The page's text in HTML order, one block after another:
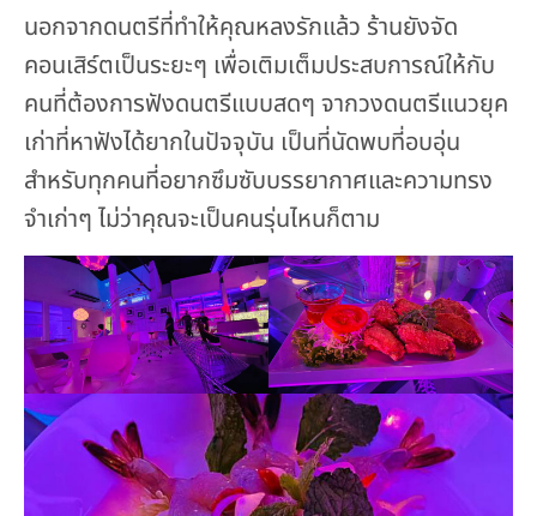
นอกจากดนตรีที่ทำให้คุณหลงรักแล้ว ร้านยังจัด
คอนเสิร์ตเป็นระยะๆ เพื่อเติมเต็มประสบการณ์ให้กับ
คนที่ต้องการฟังดนตรีแบบสดๆ จากวงดนตรีแนวยุค
เก่าที่หาฟังได้ยากในปัจจุบัน เป็นที่นัดพบที่อบอุ่น
สำหรับทุกคนที่อยากซึมซับบรรยากาศและความทรง
จำเก่าๆ ไม่ว่าคุณจะเป็นคนรุ่นไหนก็ตาม